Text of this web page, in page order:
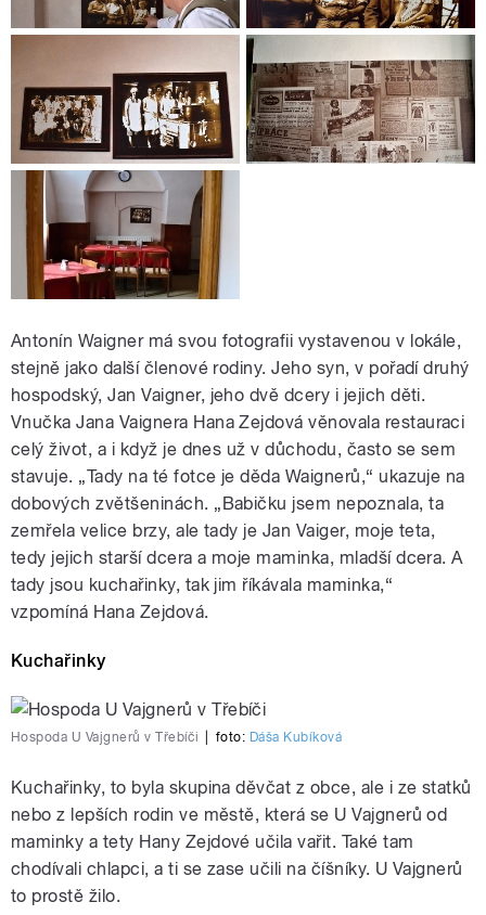
Antonín Waigner má svou fotografii vystavenou v lokále,
stejně jako další členové rodiny. Jeho syn, v pořadí druhý
hospodský, Jan Vaigner, jeho dvě dcery i jejich děti.
Vnučka Jana Vaignera Hana Zejdová věnovala restauraci
celý život, a i když je dnes už v důchodu, často se sem
stavuje. „Tady na té fotce je děda Waignerů,“ ukazuje na
dobových zvětšeninách. „Babičku jsem nepoznala, ta
zemřela velice brzy, ale tady je Jan Vaiger, moje teta,
tedy jejich starší dcera a moje maminka, mladší dcera. A
tady jsou kuchařinky, tak jim říkávala maminka,“
vzpomíná Hana Zejdová.
Kuchařinky
Hospoda U Vajgnerů v Třebíči foto: Dáša Kubíková
Kuchařinky, to byla skupina děvčat z obce, ale i ze statků
nebo z lepších rodin ve městě, která se U Vajgnerů od
maminky a tety Hany Zejdové učila vařit. Také tam
chodívali chlapci, a ti se zase učili na číšníky. U Vajgnerů
to prostě žilo.